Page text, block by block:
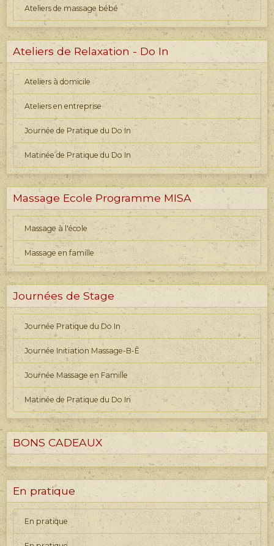
Ateliers de massage bébé
Ateliers de Relaxation - Do In
Ateliers à domicile
Ateliers en entreprise
Journée de Pratique du Do In
Matinée de Pratique du Do In
Massage Ecole Programme MISA
Massage à l'école
Massage en famille
Journées de Stage
Journée Pratique du Do In
Journée Initiation Massage-B-Ê
Journée Massage en Famille
Matinée de Pratique du Do In
BONS CADEAUX
En pratique
En pratique